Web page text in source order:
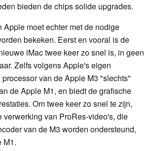
bieden de chips solide upgrades.
Apple moet echter met de nodige
bekeken. Eerst en vooral is de
iMac twee keer zo snel is, in geen
Zelfs volgens Apple's eigen
van de Apple M3 "slechts"
de Apple M1, en biedt de grafische
Om twee keer zo snel te zijn,
verwerking van ProRes-video's, die
van de M3 worden ondersteund,
M1.